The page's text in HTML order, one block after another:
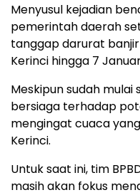
Menyusul kejadian
pemerintah daerah
tanggap darurat
Kerinci hingga 7
Meskipun sudah mulai
bersiaga terhadap
mengingat cuaca
Kerinci.
Untuk saat ini, tim
masih akan fokus